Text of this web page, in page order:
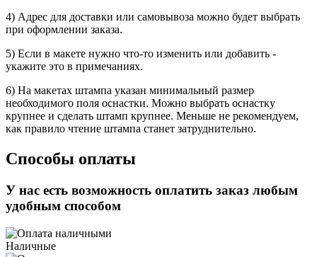
4) Адрес для доставки или самовывоза можно будет выбрать
при оформлении заказа.
5) Если в макете нужно что-то изменить или добавить -
укажите это в примечаниях.
6) На макетах штампа указан минимальный размер
необходимого поля оснастки. Можно выбрать оснастку
крупнее и сделать штамп крупнее. Меньше не рекомендуем,
как правило чтение штампа станет затруднительно.
Способы оплаты
У нас есть возможность оплатить заказ любым
удобным способом
Наличные